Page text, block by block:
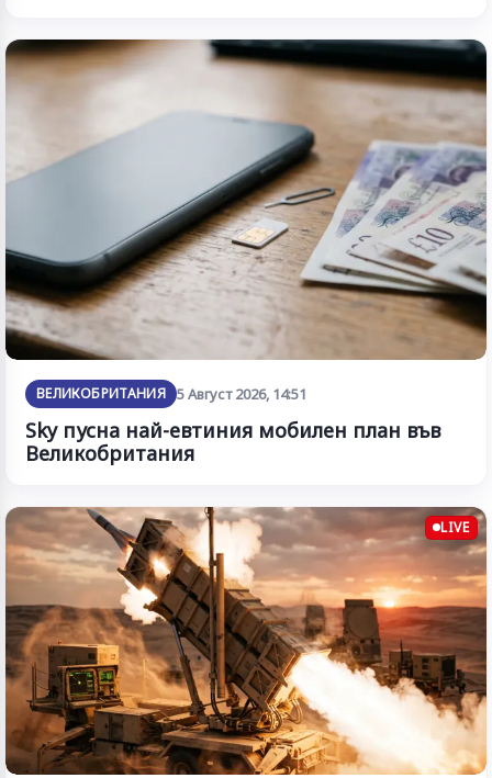
ВЕЛИКОБРИТАНИЯ 5 Август 2026, 14:51
Sky пусна най-евтиния мобилен план във
Великобритания
LIVE